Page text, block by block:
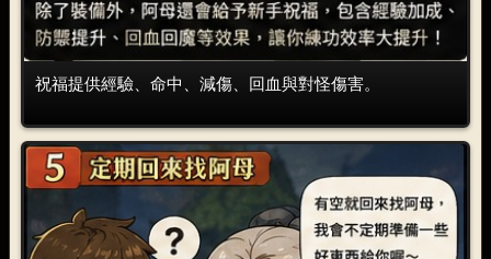
祝福提供經驗、命中、減傷、回血與對怪傷害。